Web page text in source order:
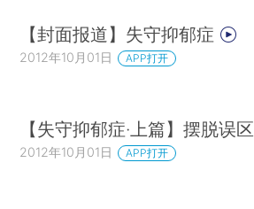
【封面报道】失守抑郁症
2012年10月01日 APP打开
【失守抑郁症·上篇】摆脱误区
2012年10月01日 APP打开